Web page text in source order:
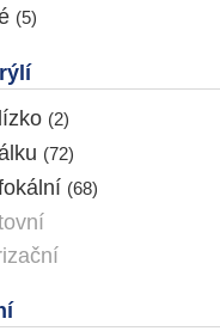
(5)
(2)
(72)
(68)